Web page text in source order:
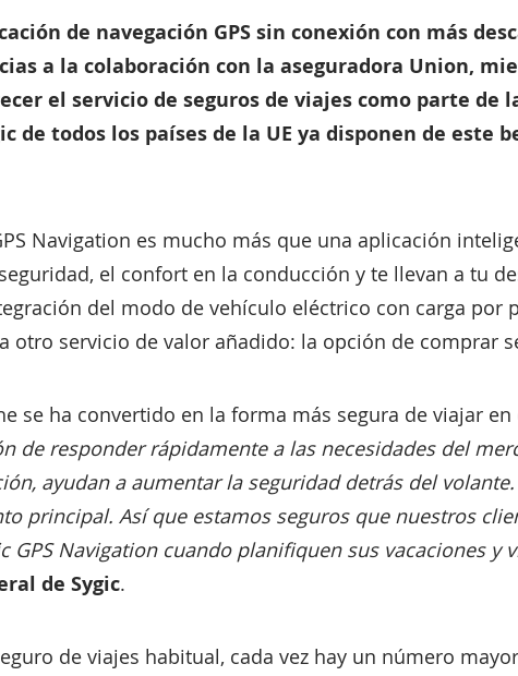
de navegación GPS sin conexión con más
a la colaboración con la aseguradora Union,
el servicio de seguros de viajes como parte de
de todos los países de la UE ya disponen de este
Navigation es mucho más que una aplicación
el confort en la conducción y te llevan a tu
del modo de vehículo eléctrico con carga por
otro servicio de valor añadido: la opción de comprar
se ha convertido en la forma más segura de viajar
de responder rápidamente a las necesidades del
ayudan a aumentar la seguridad detrás del
principal. Así que estamos seguros que nuestros
GPS Navigation cuando planifiquen sus vacaciones y
de Sygic.
de viajes habitual, cada vez hay un número